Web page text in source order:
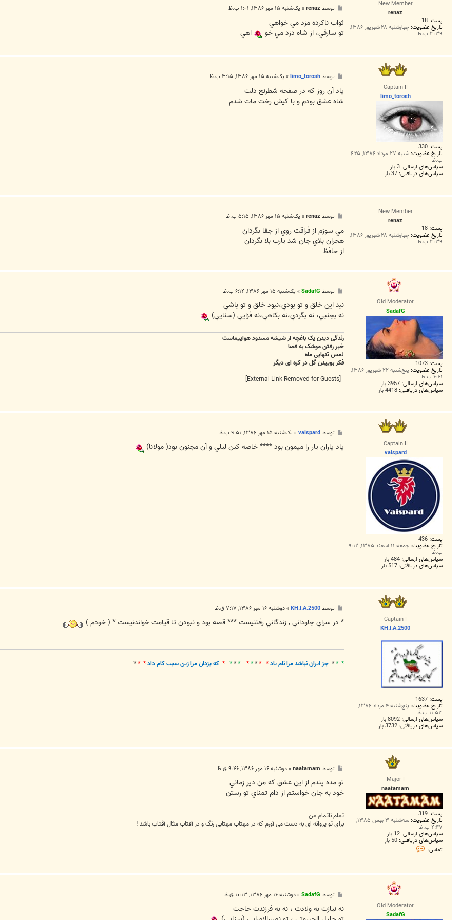
New Member
renaz
پست: 18
تاریخ عضویت: چهارشنبه ۲۸ شهریور ۱۳۸۶,
۳:۳۹ ب.ظ
ت
توسطrenaz
» یک‌شنبه ۱۵ مهر ۱۳۸۶, ۱:۰۱ ب.ظ
ثواب ناكرده مزد مي خواهي
تو سارقي، از شاه دزد مي خو
اهي
Captain II
limo_torosh
پست: 330
تاریخ عضویت: شنبه ۲۷ مرداد ۱۳۸۶, ۶:۲۵
ب.ظ
سپاس‌های ارسالی: 3 بار
سپاس‌های دریافتی: 37 بار
ت
توسطlimo_torosh
» یک‌شنبه ۱۵ مهر ۱۳۸۶, ۳:۱۵ ب.ظ
ياد آن روز که در صفحه شطرنج دلت
شاه عشق بودم و با کيش رخت مات شدم
New Member
renaz
پست: 18
تاریخ عضویت: چهارشنبه ۲۸ شهریور ۱۳۸۶,
۳:۳۹ ب.ظ
ت
توسطrenaz
» یک‌شنبه ۱۵ مهر ۱۳۸۶, ۵:۱۵ ب.ظ
مي سوزم از فراقت روي از جفا بگردان
هجران بلاي جان شد يارب بلا بگردان
از حافظ
Old Moderator
SadafG
پست: 1073
تاریخ عضویت: پنج‌شنبه ۲۲ شهریور ۱۳۸۶,
۶:۴۱ ب.ظ
سپاس‌های ارسالی: 3957 بار
سپاس‌های دریافتی: 4418 بار
ت
توسط SadafG
» یک‌شنبه ۱۵ مهر ۱۳۸۶, ۶:۱۴ ب.ظ
نبد اين خلق و تو بودي،نبود خلق و تو باشي
نه بجنبي، نه بگردي،نه بکاهي،نه فزايي (سنايي)
زندگی دیدن یک باغچه از شیشه مسدود هواپیماست
خبر رفتن موشک به فضا
لمس تنهایی ماه
فکر بوییدن گل در کره ای دیگر
[External Link Removed for Guests]
Captain II
vaispard
پست: 436
تاریخ عضویت: جمعه ۱۱ اسفند ۱۳۸۵, ۹:۱۲
ب.ظ
سپاس‌های ارسالی: 484 بار
سپاس‌های دریافتی: 517 بار
ت
توسطvaispard
» یک‌شنبه ۱۵ مهر ۱۳۸۶, ۹:۵۱ ب.ظ
ياد ياران يار را ميمون بود **** خاصه كين ليلي و آن مجنون بود( مولانا)
Captain I
KH.I.A.2500
پست: 1637
تاریخ عضویت: پنج‌شنبه ۴ مرداد ۱۳۸۶,
۱۱:۵۳ ب.ظ
سپاس‌های ارسالی: 8092 بار
سپاس‌های دریافتی: 3732 بار
ت
توسطKH.I.A.2500
»دوشنبه ۱۶ مهر ۱۳۸۶, ۷:۱۷ ق.ظ
* در سراي جاوداني , زندگاني رفتنيست *** قصه بود و نبودن تا قيامت خواندنيست * ( خودم )
* *
* جز ايران نباشد مرا نام ياد* *
*
*
*
*
*
*
* که يزدان مرا زين سبب کام داد* *
*
Major I
naatamam
پست: 319
تاریخ عضویت: سه‌شنبه ۳ بهمن ۱۳۸۵,
۴:۴۷ ب.ظ
سپاس‌های ارسالی: 12 بار
سپاس‌های دریافتی: 50 بار
تماس:
ت
n
m
ت
توسط naatamam
»دوشنبه ۱۶ مهر ۱۳۸۶, ۹:۴۶ ق.ظ
تو مده پندم از اين عشق که من دير زماني
خود به جان خواستم از دام تمناي تو رستن
تمام ناتمام من
برای تو پروانه ای به دست می آورم که در مهتاب مهتابی رنگ و در آفتاب مثال آفتاب باشد !
Old Moderator
SadafG
ت
توسط SadafG
»دوشنبه ۱۶ مهر ۱۳۸۶, ۱۰:۱۳ ق.ظ
نه نيازت به ولادت ، نه به فرزندت حاجت